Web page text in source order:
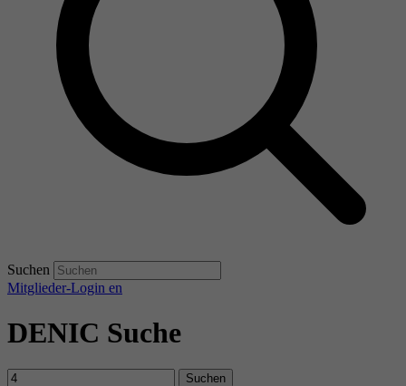
Suchen
Mitglieder-Login en
DENIC Suche
Suchen